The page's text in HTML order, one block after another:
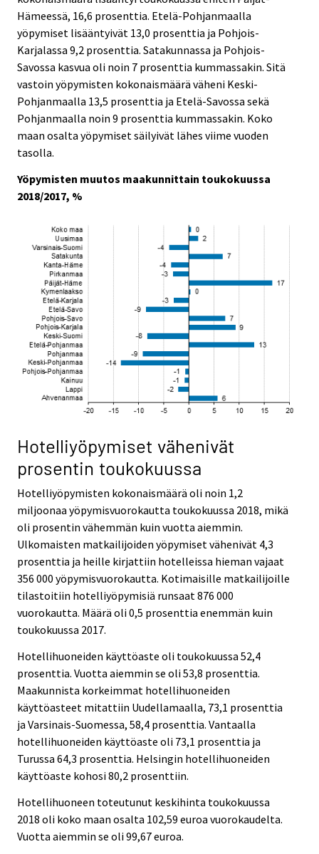
Hämeessä, 16,6 prosenttia. Etelä-Pohjanmaalla
yöpymiset lisääntyivät 13,0 prosenttia ja Pohjois-
Karjalassa 9,2 prosenttia. Satakunnassa ja Pohjois-
Savossa kasvua oli noin 7 prosenttia kummassakin. Sitä
vastoin yöpymisten kokonaismäärä väheni Keski-
Pohjanmaalla 13,5 prosenttia ja Etelä-Savossa sekä
Pohjanmaalla noin 9 prosenttia kummassakin. Koko
maan osalta yöpymiset säilyivät lähes viime vuoden
tasolla.
Yöpymisten muutos maakunnittain toukokuussa
2018/2017, %
Hotelliyöpymiset vähenivät
prosentin toukokuussa
Hotelliyöpymisten kokonaismäärä oli noin 1,2
miljoonaa yöpymisvuorokautta toukokuussa 2018, mikä
oli prosentin vähemmän kuin vuotta aiemmin.
Ulkomaisten matkailijoiden yöpymiset vähenivät 4,3
prosenttia ja heille kirjattiin hotelleissa hieman vajaat
356 000 yöpymisvuorokautta. Kotimaisille matkailijoille
tilastoitiin hotelliyöpymisiä runsaat 876 000
vuorokautta. Määrä oli 0,5 prosenttia enemmän kuin
toukokuussa 2017.
Hotellihuoneiden käyttöaste oli toukokuussa 52,4
prosenttia. Vuotta aiemmin se oli 53,8 prosenttia.
Maakunnista korkeimmat hotellihuoneiden
käyttöasteet mitattiin Uudellamaalla, 73,1 prosenttia
ja Varsinais-Suomessa, 58,4 prosenttia. Vantaalla
hotellihuoneiden käyttöaste oli 73,1 prosenttia ja
Turussa 64,3 prosenttia. Helsingin hotellihuoneiden
käyttöaste kohosi 80,2 prosenttiin.
Hotellihuoneen toteutunut keskihinta toukokuussa
2018 oli koko maan osalta 102,59 euroa vuorokaudelta.
Vuotta aiemmin se oli 99,67 euroa.